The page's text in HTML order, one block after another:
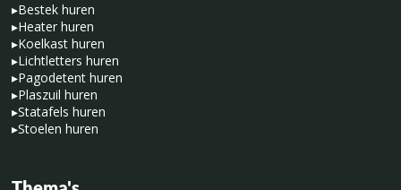
▸Bestek huren
▸Heater huren
▸Koelkast huren
▸Lichtletters huren
▸Pagodetent huren
▸Plaszuil huren
▸Statafels huren
▸Stoelen huren